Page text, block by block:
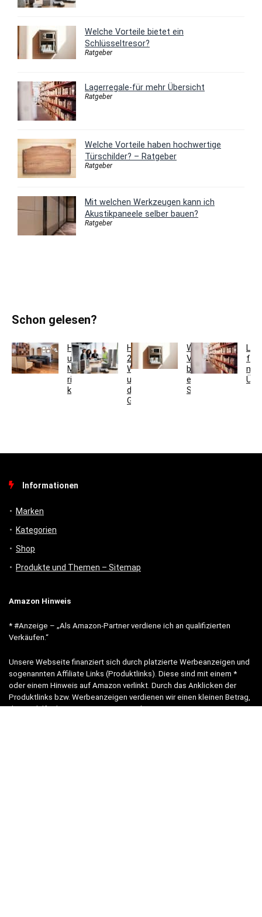
Welche Vorteile bietet ein
Schlüsseltresor?
Ratgeber
Lagerregale-für mehr Übersicht
Ratgeber
Welche Vorteile haben hochwertige
Türschilder? – Ratgeber
Ratgeber
Mit welchen Werkzeugen kann ich
Akustikpaneele selber bauen?
Ratgeber
Schon gelesen?
Holzfarben
und
Möbel
richtig
kombinieren
Hausmeisterservice
2.0:
Werkzeugkoffer
und
digitales
Gebäudemanagement
Welche
Vorteile
bietet
ein
Schlüsseltresor?
für
Informationen
Marken
Kategorien
Shop
Produkte und Themen – Sitemap
Amazon Hinweis
* #Anzeige – „Als Amazon-Partner verdiene ich an qualifizierten
Verkäufen.“
Unsere Webseite finanziert sich durch platzierte Werbeanzeigen und
sogenannten Affiliate Links (Produktlinks). Diese sind mit einem *
oder einem Hinweis auf Amazon verlinkt. Durch das Anklicken der
Produktlinks bzw. Werbeanzeigen verdienen wir einen kleinen Betrag,
der uns hilft, diese Seite weiter zu verbessern.